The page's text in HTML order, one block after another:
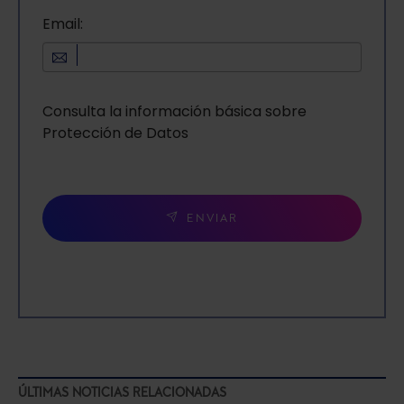
Email:
Consulta la información básica sobre
Protección de Datos
ENVIAR
ÚLTIMAS NOTICIAS RELACIONADAS